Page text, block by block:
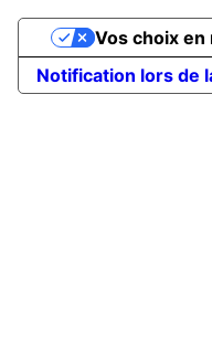
Notification lors de
Vos choix